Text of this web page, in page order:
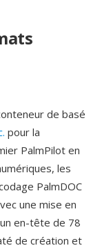
de basé
pour la
PalmPilot en
les
PalmDOC
une mise en
en-tête de 78
de création et